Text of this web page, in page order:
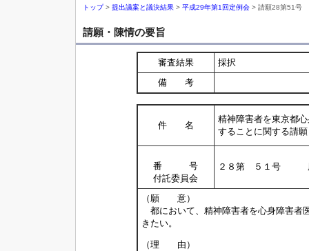
トップ> 提出議案と議決結果 > 平成29年第1回定例会 > 請願28第51号
請願・陳情の要旨
審査結果
採択
備 考
件 名
精神障害者を東京都
することに関する請願
番 号
付託委員会
２８第 ５１号
（願 意）
都において、精神障害者を心身障害者
きたい。
（理 由）